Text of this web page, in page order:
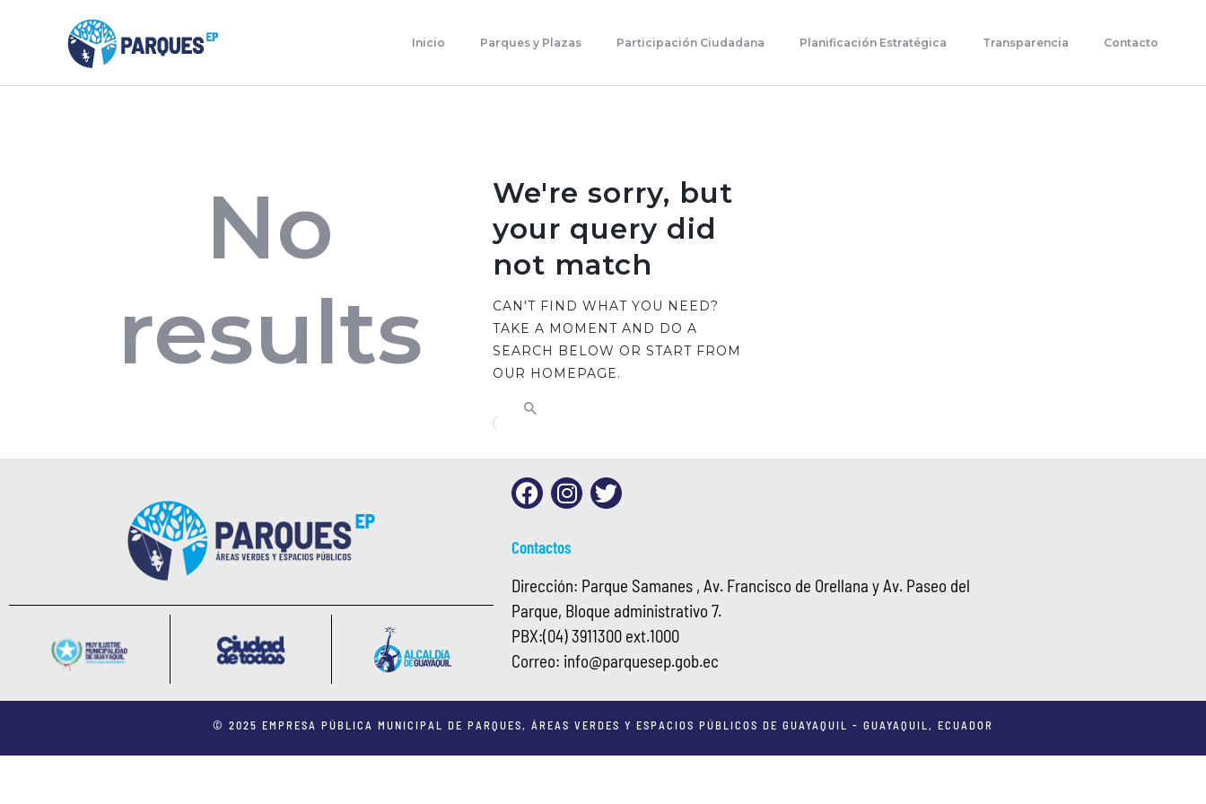
Inicio Parques y Plazas Participación Ciudadana Planificación Estratégica Transparencia Contacto
Parques Y Plazas
Planificación Estratégica
No
results
We're sorry, but
your query did
not match
CAN'T FIND WHAT YOU NEED?
TAKE A MOMENT AND DO A
SEARCH BELOW OR START FROM
OUR HOMEPAGE.
Contactos
Dirección: Parque Samanes , Av. Francisco de Orellana y Av. Paseo del
Parque, Bloque administrativo 7.
PBX:(04) 3911300 ext.1000
Correo: info@parquesep.gob.ec
© 2025 EMPRESA PÚBLICA MUNICIPAL DE PARQUES, ÁREAS VERDES Y ESPACIOS PÚBLICOS DE GUAYAQUIL - GUAYAQUIL, ECUADOR